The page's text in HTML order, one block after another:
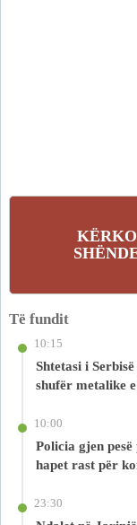
Të fundit
10:15
Shtetasi i
shufër metalike
10:00
Policia gjen pesë
hapet rast për
23:30